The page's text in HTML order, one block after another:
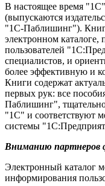
В настоящее время "1С"
(выпускаются
"1С-Паблишинг").
электронном
пользователей
специалистов, и
более эффективную и
Книги содержат
первых рук: все
Паблишинг",
"1С" и соответствуют
системы
Вниманию
Электронный каталог
информирования